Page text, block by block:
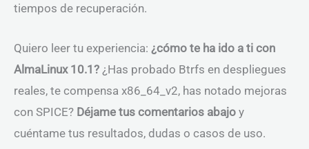
tiempos de recuperación.
Quiero leer tu experiencia: ¿cómo te ha ido a ti con
AlmaLinux 10.1? ¿Has probado Btrfs en despliegues
reales, te compensa x86_64_v2, has notado mejoras
con SPICE? Déjame tus comentarios abajo y
cuéntame tus resultados, dudas o casos de uso.